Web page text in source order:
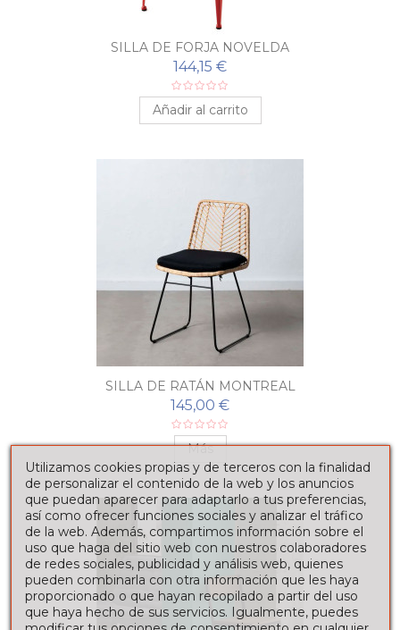
SILLA DE FORJA NOVELDA
144,15 €
Añadir al carrito
SILLA DE RATÁN MONTREAL
145,00 €
Más
Utilizamos cookies propias y de terceros con la finalidad
de personalizar el contenido de la web y los anuncios
que puedan aparecer para adaptarlo a tus preferencias,
así como ofrecer funciones sociales y analizar el tráfico
de la web. Además, compartimos información sobre el
uso que haga del sitio web con nuestros colaboradores
de redes sociales, publicidad y análisis web, quienes
pueden combinarla con otra información que les haya
proporcionado o que hayan recopilado a partir del uso
que haya hecho de sus servicios. Igualmente, puedes